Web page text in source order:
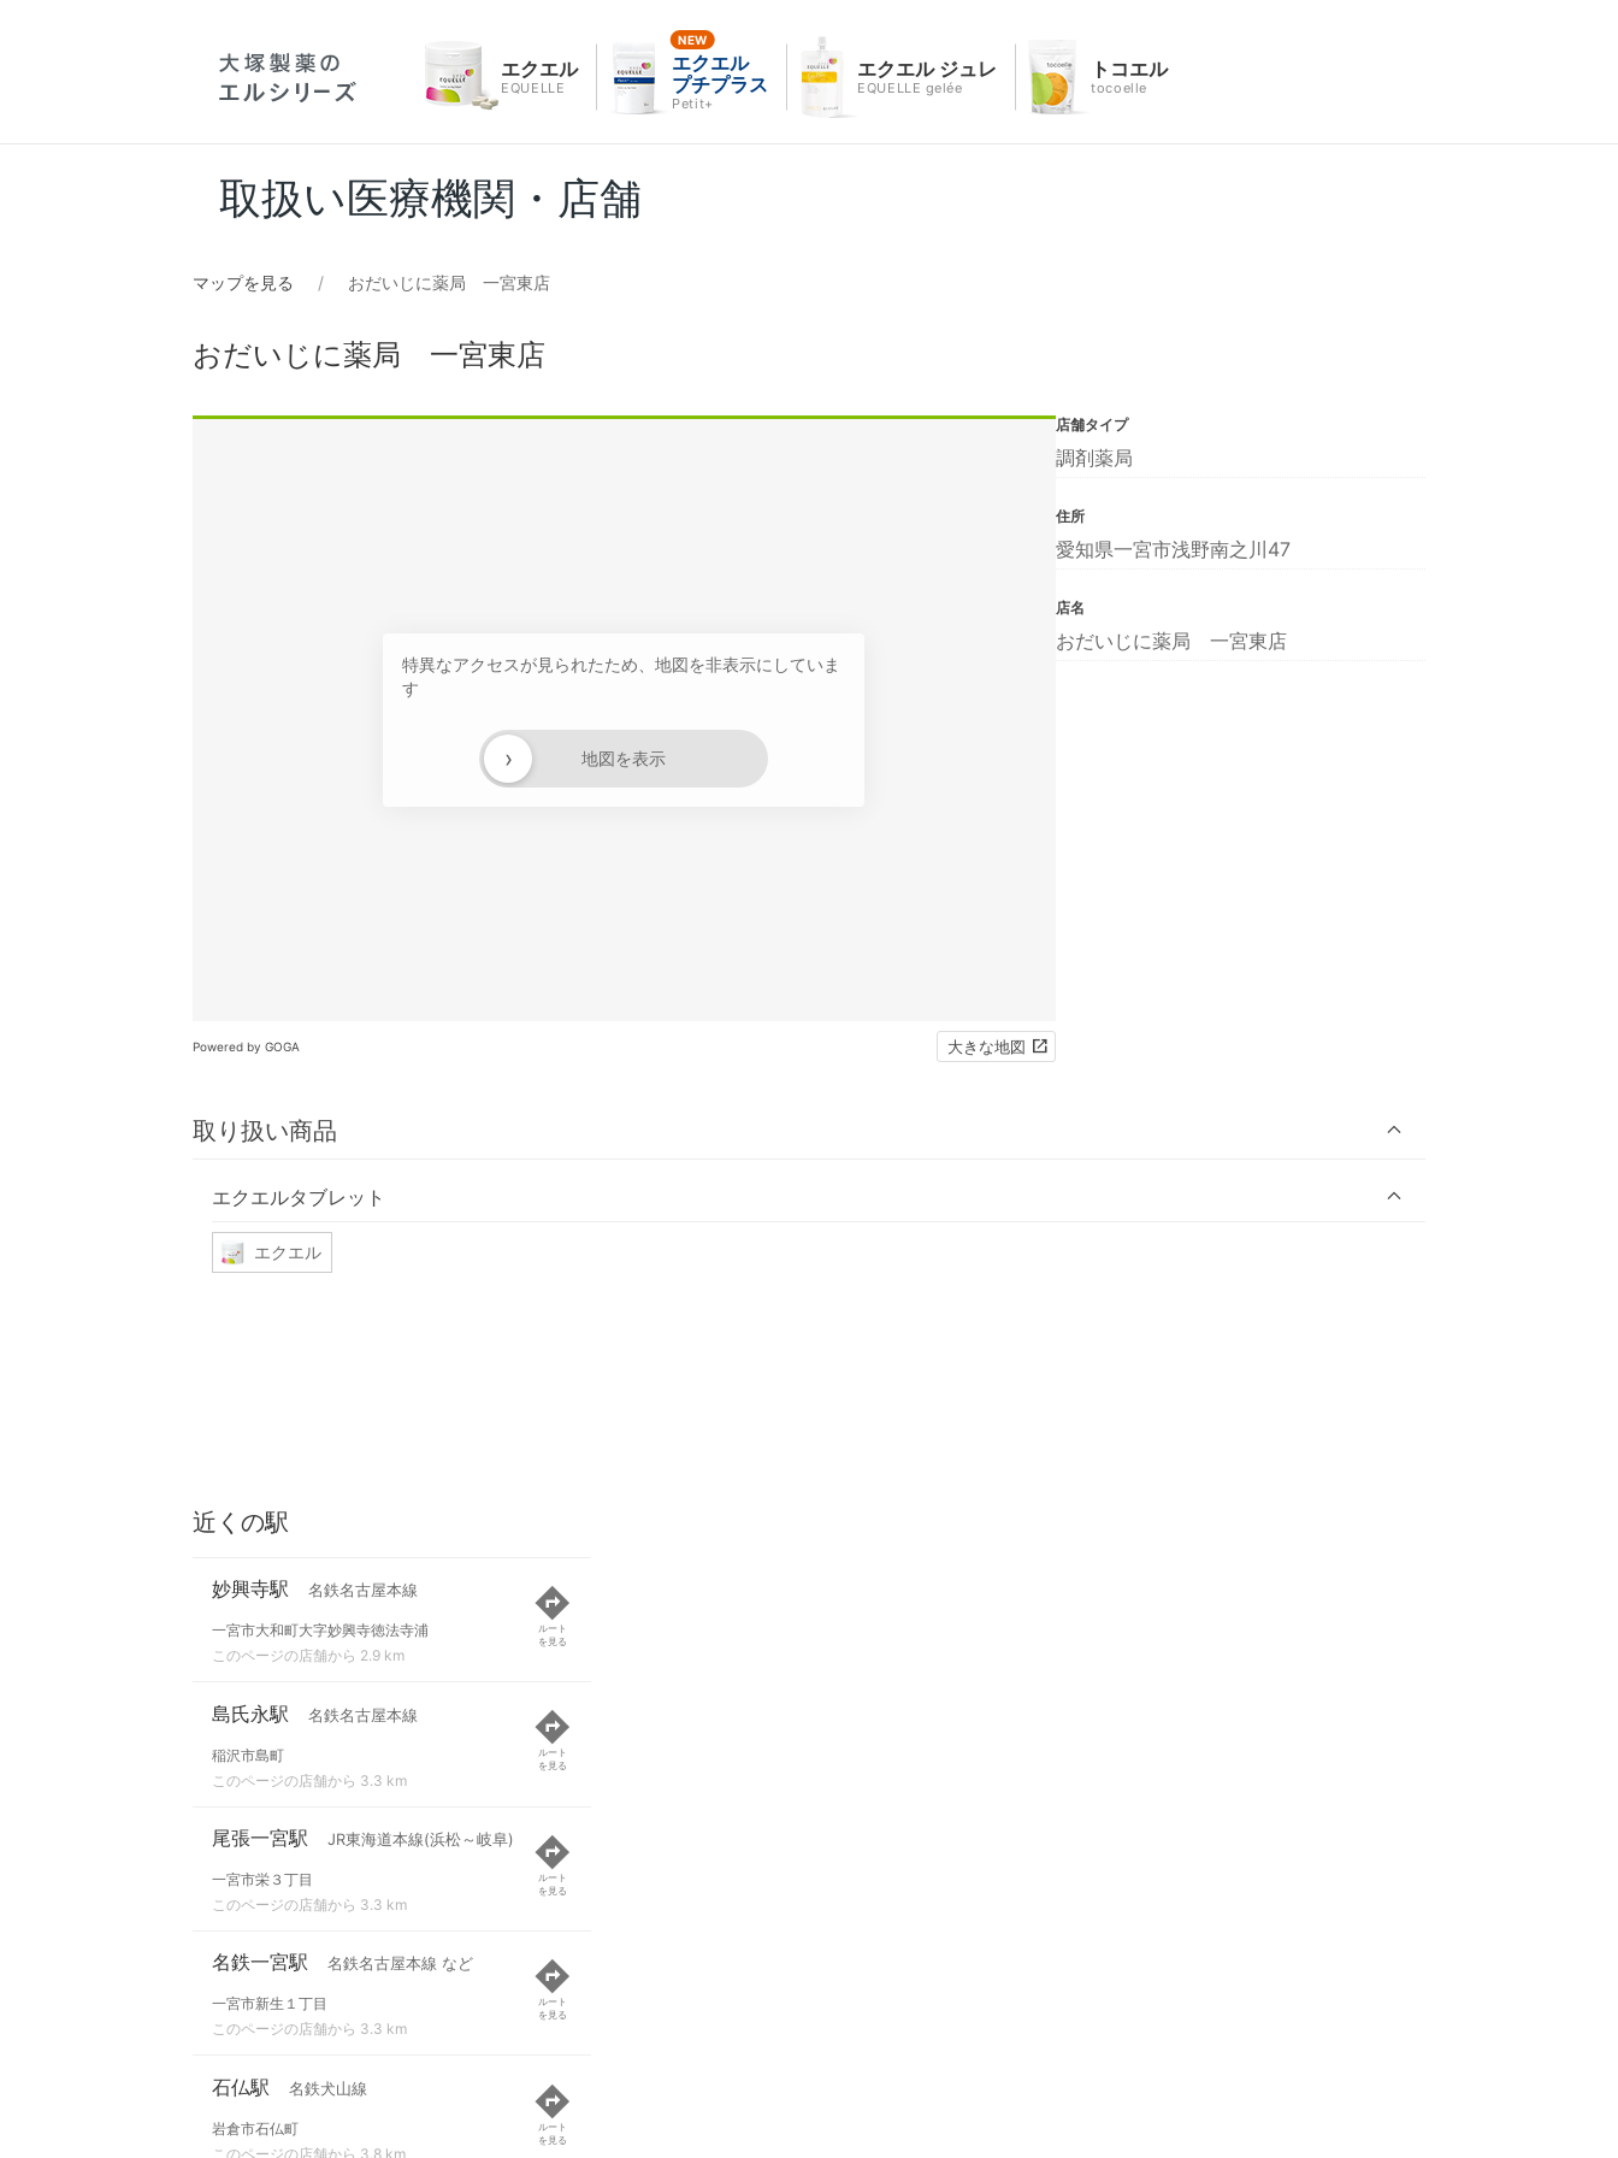
エクエル
EQUELLE
エクエル
プチプラス
Petit+
エクエル ジュレ
EQUELLE gelée
トコエル
tocoelle
取扱い医療機関・店舗
マップを見る おだいじに薬局 一宮東店
おだいじに薬局 一宮東店
特異なアクセスが見られたため、地図を非表示にしていま
す
地図を表示
›
Powered by GOGA 大きな地図
取り扱い商品
エクエルタブレット
エクエル
店舗タイプ
調剤薬局
住所
愛知県一宮市浅野南之川47
店名
おだいじに薬局 一宮東店
近くの駅
妙興寺駅 名鉄名古屋本線
一宮市大和町大字妙興寺徳法寺浦
このページの店舗から 2.9 km
ルート
を見る
島氏永駅 名鉄名古屋本線
稲沢市島町
このページの店舗から 3.3 km
ルート
を見る
尾張一宮駅 JR東海道本線(浜松～岐阜)
一宮市栄３丁目
このページの店舗から 3.3 km
ルート
を見る
名鉄一宮駅 名鉄名古屋本線 など
一宮市新生１丁目
このページの店舗から 3.3 km
ルート
を見る
石仏駅 名鉄犬山線
岩倉市石仏町
このページの店舗から 3.8 km
ルート
を見る